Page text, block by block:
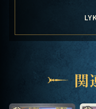
関